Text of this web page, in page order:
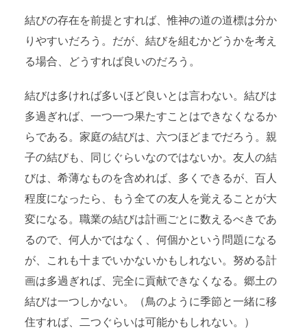
結びの存在を前提とすれば、惟神の道の道標は分か
りやすいだろう。だが、結びを組むかどうかを考え
る場合、どうすれば良いのだろう。
結びは多ければ多いほど良いとは言わない。結びは
多過ぎれば、一つ一つ果たすことはできなくなるか
らである。家庭の結びは、六つほどまでだろう。親
子の結びも、同じぐらいなのではないか。友人の結
びは、希薄なものを含めれば、多くできるが、百人
程度になったら、もう全ての友人を覚えることが大
変になる。職業の結びは計画ごとに数えるべきであ
るので、何人かではなく、何個かという問題になる
が、これも十までいかないかもしれない。努める計
画は多過ぎれば、完全に貢献できなくなる。郷土の
結びは一つしかない。（鳥のように季節と一緒に移
住すれば、二つぐらいは可能かもしれない。）